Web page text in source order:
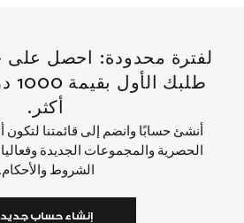
أكثر.
أنشئ حسابًا وانضم إلى قائمتنا
الحصرية والمجموعات الجديدة
الشروط والأحكام.
إنشاء حساب جديد